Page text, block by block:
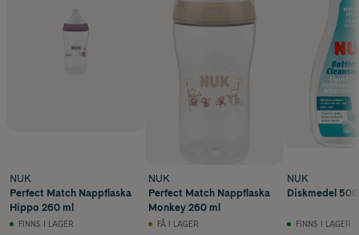
NUK
Perfect Match Nappflaska
Hippo 260 ml
FINNS I LAGER
NUK
Perfect Match Nappflaska
Monkey 260 ml
FÅ I LAGER
NUK
Diskmedel
FINNS I LAGER